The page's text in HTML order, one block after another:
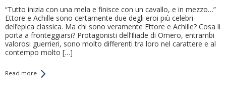
“Tutto inizia con una mela e finisce con un cavallo, e in mezzo…”
Ettore e Achille sono certamente due degli eroi più celebri
dell’epica classica. Ma chi sono veramente Ettore e Achille? Cosa li
porta a fronteggiarsi? Protagonisti dell’Iliade di Omero, entrambi
valorosi guerrieri, sono molto differenti tra loro nel carattere e al
contempo molto […]
Read more